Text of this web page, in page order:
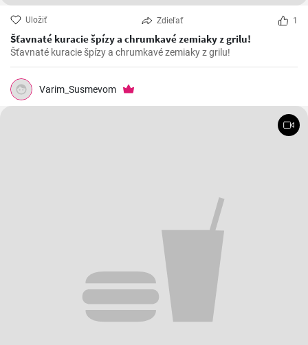
Uložiť Zdieľať 1
Šťavnaté kuracie špízy a chrumkavé zemiaky z grilu!
Šťavnaté kuracie špízy a chrumkavé zemiaky z grilu!
Varim_Susmevom